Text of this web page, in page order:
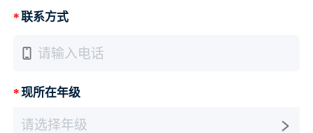
*联系方式
请输入电话
*现所在年级
请选择年级